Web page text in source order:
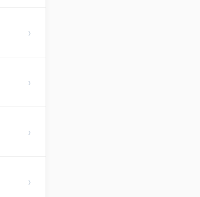
›
›
›
›